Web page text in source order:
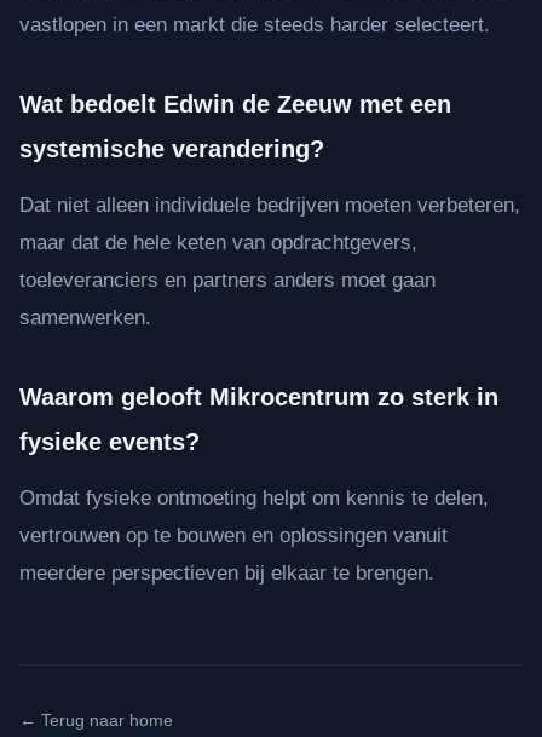
vastlopen in een markt die steeds harder selecteert.
Wat bedoelt Edwin de Zeeuw met een
systemische verandering?
Dat niet alleen individuele bedrijven moeten verbeteren,
maar dat de hele keten van opdrachtgevers,
toeleveranciers en partners anders moet gaan
samenwerken.
Waarom gelooft Mikrocentrum zo sterk in
fysieke events?
Omdat fysieke ontmoeting helpt om kennis te delen,
vertrouwen op te bouwen en oplossingen vanuit
meerdere perspectieven bij elkaar te brengen.
← Terug naar home